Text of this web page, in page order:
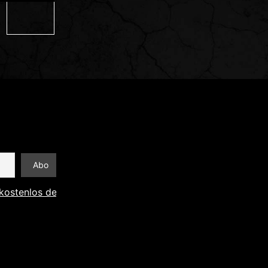
den Newsletter abonnieren und Informationen